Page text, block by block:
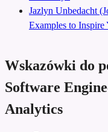
Jazlyn Unbedacht
Examples to Inspire
Wskazówki do
Software
Analytics